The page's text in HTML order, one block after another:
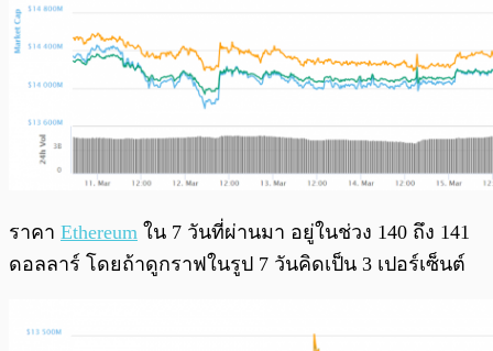
ราคา Ethereum ใน 7 วันที่ผ่านมา อยู่ในช่วง 140 ถึง 141
ดอลลาร์ โดยถ้าดูกราฟในรูป 7 วันคิดเป็น 3 เปอร์เซ็นต์